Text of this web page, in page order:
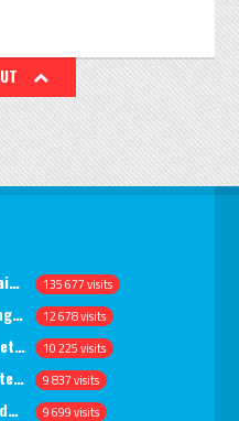
Berchtesgaden : Visite du « nid d’aigle » et des bunkers d’Hitler 135 677 visits
Arrivée à Caracas… ville la plus dangereuse du monde (jour 1) 12 678 visits
Visite de la ville antique de Jerash et du château d’Ajlun (jour 1) 10 225 visits
Croatie : 9 jours sur la côte dalmate, de Split à Dubrovnik, en passant par Hvar et Mjlet 9 837 visits
Les plus belles stations du métro de Saint-Pétersbourg 9 699 visits